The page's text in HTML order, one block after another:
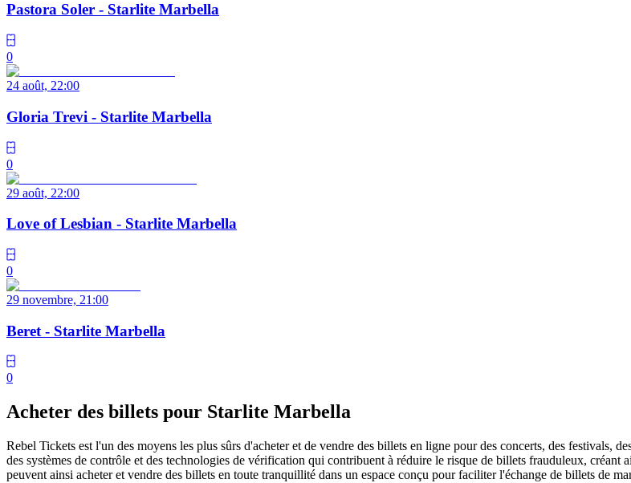
Pastora Soler - Starlite Marbella
0
24 août, 22:00
Gloria Trevi - Starlite Marbella
0
29 août, 22:00
Love of Lesbian - Starlite Marbella
0
29 novembre, 21:00
Beret - Starlite Marbella
0
Acheter des billets pour Starlite Marbella
Rebel Tickets est l'un des moyens les plus sûrs d'acheter et de vendre des billets en ligne pour des concerts, des festivals,
des systèmes de contrôle et des technologies de vérification qui contribuent à réduire le risque de billets frauduleux,
peuvent ainsi acheter et vendre des billets en toute tranquillité dans un espace conçu pour faciliter l'échange de billets de